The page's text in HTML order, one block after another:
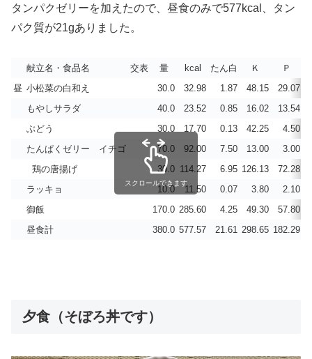
タンパクゼリーを加えたので、昼食のみで577kcal、タン
パク質が21gありました。
献立名・食品名 交表 量 kcal たん白 Ｋ Ｐ
昼 小松菜の白和え 30.0 32.98 1.87 48.15 29.07
もやしサラダ
40.0 23.52 0.85 16.02 13.54
ぶどう
30.0 17.70 0.13 42.25 4.50
たんぱくゼリー イチゴ
70.0 92.00 7.50 13.00 3.00
鶏の唐揚げ
30.0 114.27 6.95 126.13 72.28
ラッキョ
10.0 11.50 0.07 3.80 2.10
御飯
170.0 285.60 4.25 49.30 57.80
昼食計
380.0 577.57 21.61 298.65 182.29
スクロールできます
夕食（そぼろ丼です）